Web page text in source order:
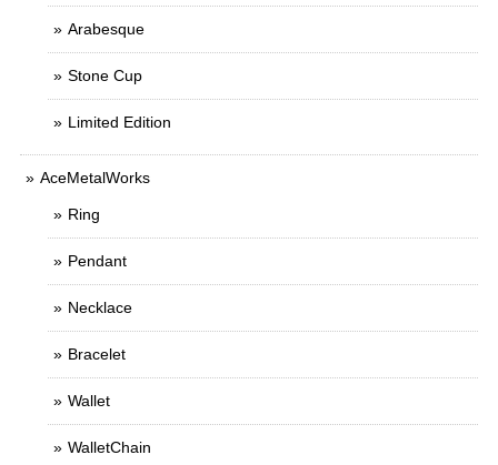
Arabesque
Stone Cup
Limited Edition
AceMetalWorks
Ring
Pendant
Necklace
Bracelet
Wallet
WalletChain